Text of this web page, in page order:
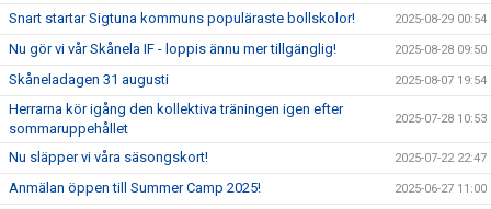
Snart startar Sigtuna kommuns populäraste bollskolor! 2025-08-29 00:54
Nu gör vi vår Skånela IF - loppis ännu mer tillgänglig! 2025-08-28 09:50
Skåneladagen 31 augusti 2025-08-07 19:54
Herrarna kör igång den kollektiva träningen igen efter
sommaruppehållet
2025-07-28 10:53
Nu släpper vi våra säsongskort! 2025-07-22 22:47
Anmälan öppen till Summer Camp 2025! 2025-06-27 11:00